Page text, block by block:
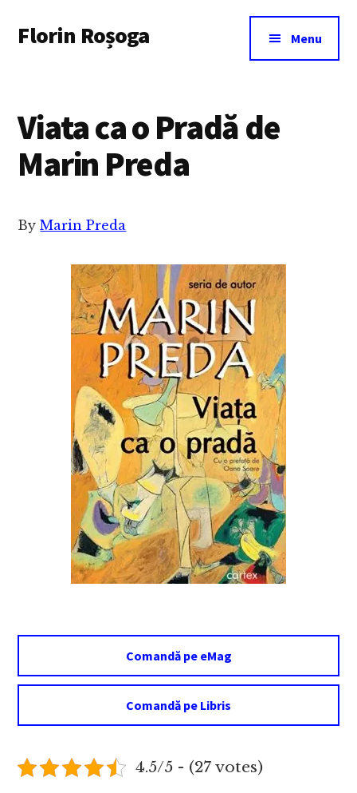
main
menu
Florin Roșoga Menu
Viata ca o Pradă de
Marin Preda
ByMarin Preda
Comandă pe eMag
Comandă pe Libris
4.5/5 - (27 votes)